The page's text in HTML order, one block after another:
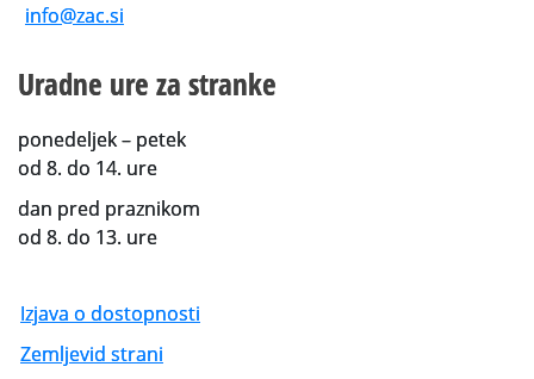
info@zac.si
Uradne ure za stranke
ponedeljek – petek
od 8. do 14. ure
dan pred praznikom
od 8. do 13. ure
Izjava o dostopnosti
Zemljevid strani